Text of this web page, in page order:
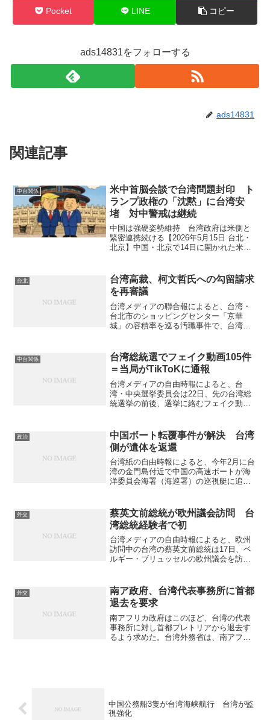
Pocket LINE コピー
ads14831をフォローする
ads14831
関連記事
中台関係
米中首脳会談で台湾問題封印 ト
ランプ政権の「沈黙」に台湾安
堵 対中警戒は継続
中国は強硬姿勢維持 台湾政府は米側と
緊密連携続ける【2026年5月15日 台北・
北京】中国・北京で14日に開かれた米中
し、台湾政府や台湾社会では安堵感が広
がっている。台湾...
台北
台湾高裁、柯文哲氏への勾留請求
を再審議
台湾メディアの聯合報によると、台湾・
台北市のショッピングセンター「京華
城」の容積率を巡る汚職事件で、台湾高
の勾留請求について審議を行った。柯氏
も、報道陣が取り巻く中を...
中台関係
台湾総統選でフェイク動画105件
＝当局がTikToKに通報
台湾メディアの自由時報によると、台
湾・中央選挙委員会は22日、先の台湾総
統選挙の前後、選挙に絡むフェイク動画
ことを明らかにした。（写真はRFAのサ
イト） Tik...
政治
中国ボート転覆事件が解決 台湾
側が遺体を返還
台湾紙の自由時報によると、今年2月に台
湾の金門島付近で中国の高速ボートが海
洋委員会海署（海巡署）の巡視艇に追跡
テル16回目の協議を行い最終合意に達し
た。台湾側は乗組...
外交
蔡英文前総統が欧州議会訪問 台
湾総統経験者で初
台湾メディアの自由時報によると、欧州
訪問中の台湾の蔡英文前総統は17日、ベ
ルギー・ブリュッセルの欧州議会を訪
ッセルに赴き、欧州議会を訪れた台湾の
総統経験者は初めて。（写...
外交
南ア政府、台湾代表事務所に首都
退去を要求
南アフリカ政府はこのほど、台湾の代表
事務所に対し首都プレトリアから退去す
るよう求めた。台湾外務省は、南アフリ
中国公務船3隻が台湾海峡航行 台湾が監
視強化